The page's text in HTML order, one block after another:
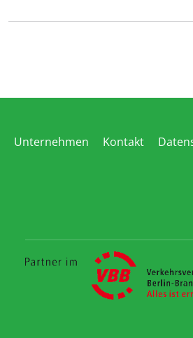
Unternehmen Kontakt